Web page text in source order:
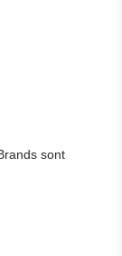
sont